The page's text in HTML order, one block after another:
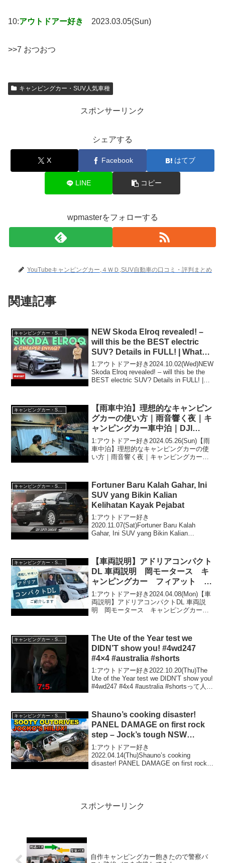
10:アウトドアー好き 2023.03.05(Sun)
>>7 おつおつ
キャンピングカー・SUV人気車種
スポンサーリンク
シェアする
X Facebook はてブ
LINE コピー
wpmasterをフォローする
YouTubeキャンピングカー,４ＷＤ,SUV自動車の口コミ・評判まとめ
関連記事
キャンピングカー・SUV人気車種
NEW Skoda Elroq revealed! –
will this be the BEST electric
SUV? Details in FULL! | What
Car?
1:アウトドアー好き2024.10.02(Wed)NEW
Skoda Elroq revealed! – will this be the
BEST electric SUV? Details in FULL! |
【雨車中泊】理想的なキャンピン
グカーの使い方｜雨音響く夜｜キ
ャンピングカー車中泊｜DJI
Power 1000 & power 500
1:アウトドアー好き2024.05.26(Sun)【雨
車中泊】理想的なキャンピングカーの使
い方｜雨音響く夜｜キャンピングカー車
2:アウトドアー...
Fortuner Baru Kalah Gahar, Ini
SUV yang Bikin Kalian
Kelihatan Kayak Pejabat
1:アウトドアー好き
2020.11.07(Sat)Fortuner Baru Kalah
Gahar, Ini SUV yang Bikin Kalian
キャンピングカー・SUV人気車種
【車両説明】アドリアコンパクト
DL 車両説明 岡モータース キ
ャンピングカー フィアット デ
ュカト 運転しやすいモーターホ
ームです。レイアウトはツインベ
ット 広々ダイネット
1:アウトドアー好き2024.04.08(Mon)【車
両説明】アドリアコンパクトDL 車両説
明 岡モータース キャンピングカー
ベット 広々ダイネットって人気で話題
らし...
The Ute of the Year test we
DIDN’T show you! #4wd247
#4×4 #australia #shorts
1:アウトドアー好き2022.10.20(Thu)The
Ute of the Year test we DIDN’T show you!
#4wd247 #4x4 #australia #shortsって人気
キャンピングカー・SUV人気車種
Shauno’s cooking disaster!
PANEL DAMAGE on first rock
step – Jock’s tough NSW
weekender in Yalwal
1:アウトドアー好き
2022.04.14(Thu)Shauno’s cooking
disaster! PANEL DAMAGE on first rock
スポンサーリンク
自作キャンピングカー飽きたので警察バ